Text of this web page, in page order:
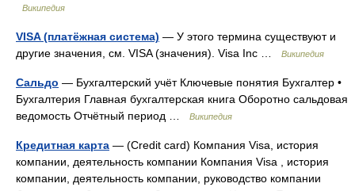
Википедия
VISA (платёжная система) — У этого термина существуют и
другие значения, см. VISA (значения). Visa Inc …
Википедия
Сальдо — Бухгалтерский учёт Ключевые понятия Бухгалтер •
Бухгалтерия Главная бухгалтерская книга Оборотно сальдовая
ведомость Отчётный период …
Википедия
Кредитная карта — (Credit card) Компания Visa, история
компании, деятельность компании Компания Visa , история
компании, деятельность компании, руководство компании